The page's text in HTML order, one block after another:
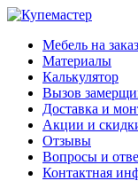
Мебель на заказ
Материалы
Калькулятор
Вызов
Доставка и
Акции и
Отзывы
Вопросы и
Контактная